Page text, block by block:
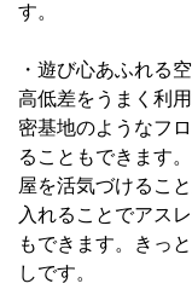
す。
・遊び心あふれる
高低差をうまく利
密基地のようなフ
ることもできます
屋を活気づけるこ
入れることでアス
もできます。きっ
しです。